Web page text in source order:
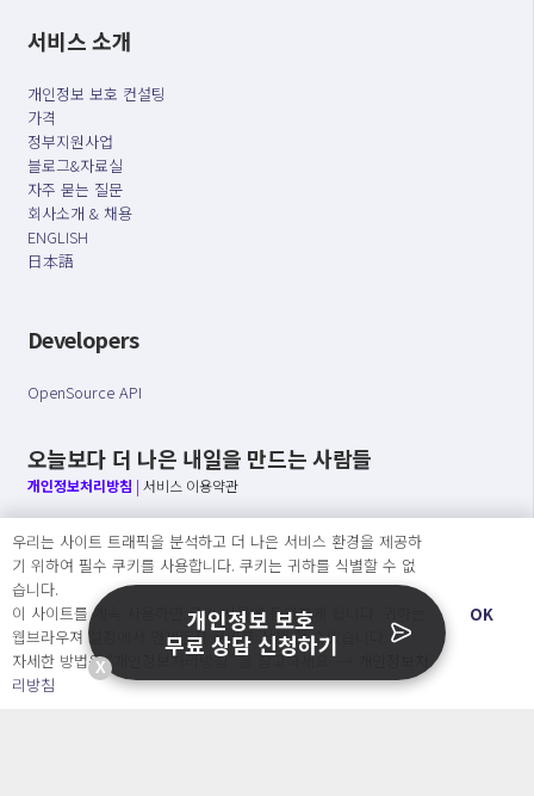
서비스 소개
개인정보 보호 컨설팅
가격
정부지원사업
블로그&자료실
자주 묻는 질문
회사소개 & 채용
ENGLISH
日本語
Developers
OpenSource API
오늘보다 더 나은 내일을 만드는 사람들
개인정보처리방침 | 서비스 이용약관
○ 개인정보보호 컴플라이언스를 선도하겠습니다.
○ 정보주체의 권리를 보장하겠습니다.
○ 기업의 개인정보보호를 위한 효율적 관리를 보장하겠습니다.
Copyright Ⓒ
2026 O.NE PEOPLE Co., Ltd. All rights reserved.
우리는 사이트 트래픽을 분석하고 더 나은 서비스 환경을 제공하
기 위하여 필수 쿠키를 사용합니다. 쿠키는 귀하를 식별할 수 없
습니다.
이 사이트를 계속 사용하면 쿠키 사용에 동의하게 됩니다. 귀하는
웹브라우져 설정에서 언제든지 쿠키를 삭제 할 수있습니다.
자세한 방법은 “개인정보처리방침” 을 참고하세요. →
리방침
OK
X
개인정보 보호
무료 상담 신청하기